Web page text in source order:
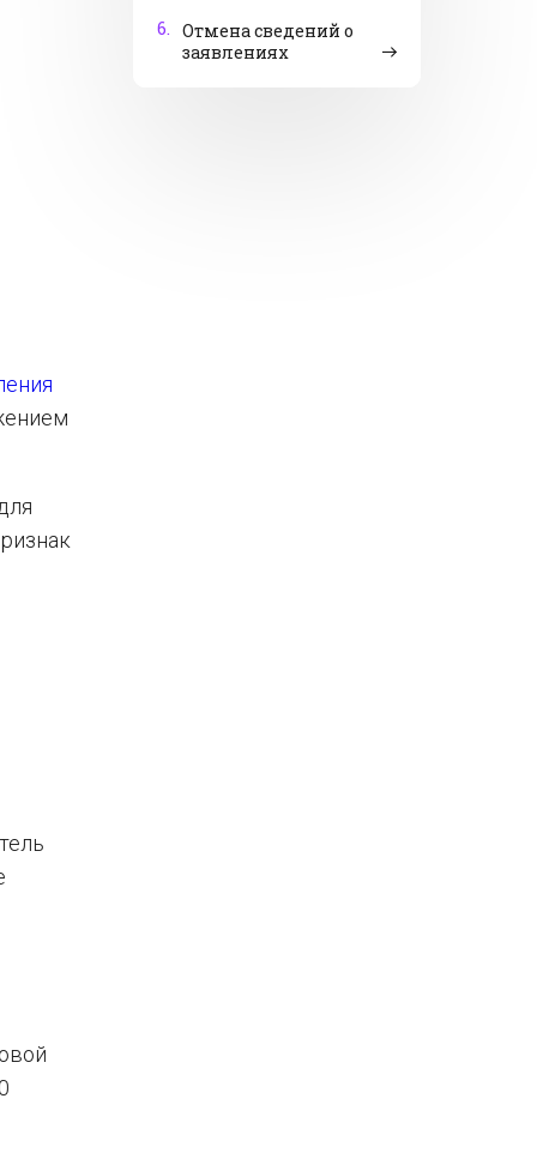
6. Отмена сведений о
заявлениях